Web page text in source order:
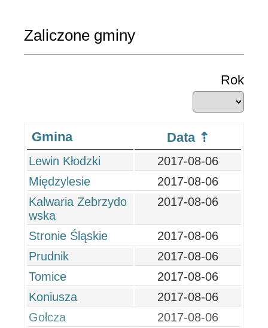
Zaliczone gminy
Rok
Gmina Data
Lewin Kłodzki
2017-08-06
Międzylesie
2017-08-06
Kalwaria Zebrzydo
wska
2017-08-06
Stronie Śląskie
2017-08-06
Prudnik
2017-08-06
Tomice
2017-08-06
Koniusza
2017-08-06
Gołcza
2017-08-06